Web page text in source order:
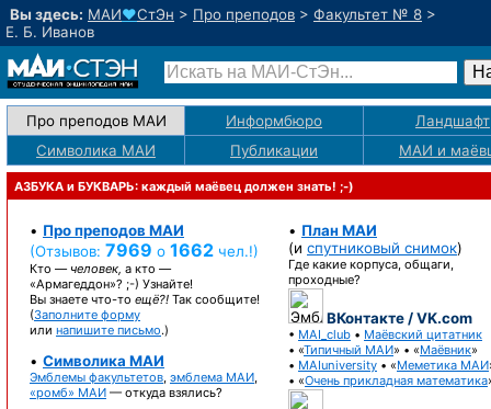
Вы здесь: МАИ♥СтЭн > Про преподов > Факультет № 8 >
Е. Б. Иванов
Про преподов МАИ Информбюро
Ландшафт
Символика МАИ
Публикации МАИ и
АЗБУКА и БУКВАРЬ: каждый маёвец должен знать! ;-)
• Про преподов МАИ
(Отзывов: 7969 о 1662 чел.!)
Кто — человек, а кто —
«Армагеддон»? ;-) Узнайте!
Вы знаете что-то ещё?! Так сообщите!
(Заполните форму
или напишите письмо.)
• Символика МАИ
Эмблемы факультетов, эмблема МАИ,
«ромб» МАИ — откуда взялись?
• План МАИ
(и спутниковый снимок)
Где какие корпуса, общаги,
проходные?
ВКонтакте / VK.com
• MAI_club • Маёвский цитатник
• «Типичный МАИ» • «Маёвник»
• MAIuniversity • «Меметика МАИ
• «Очень прикладная математика